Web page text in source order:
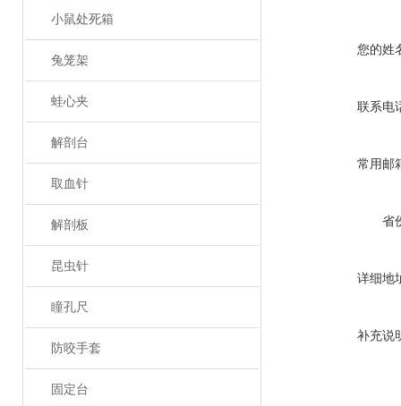
小鼠处死箱
兔笼架
蛙心夹
解剖台
取血针
解剖板
昆虫针
瞳孔尺
防咬手套
固定台
您的姓
联系电
常用邮
省
详细地
补充说